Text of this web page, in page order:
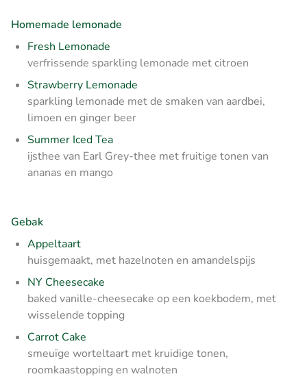
Homemade lemonade
Fresh Lemonade
verfrissende sparkling lemonade met citroen
Strawberry Lemonade
sparkling lemonade met de smaken van aardbei,
limoen en ginger beer
Summer Iced Tea
ijsthee van Earl Grey-thee met fruitige tonen van
ananas en mango
Gebak
Appeltaart
huisgemaakt, met hazelnoten en amandelspijs
NY Cheesecake
baked vanille-cheesecake op een koekbodem, met
wisselende topping
Carrot Cake
smeuïge worteltaart met kruidige tonen,
roomkaastopping en walnoten